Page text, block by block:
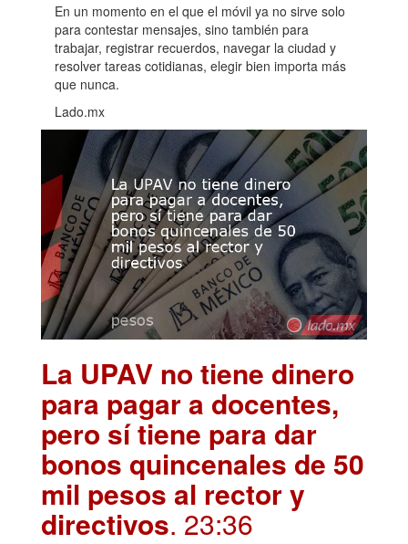
En un momento en el que el móvil ya no sirve solo
para contestar mensajes, sino también para
trabajar, registrar recuerdos, navegar la ciudad y
resolver tareas cotidianas, elegir bien importa más
que nunca.
Lado.mx
La UPAV no tiene dinero
para pagar a docentes,
pero sí tiene para dar
bonos quincenales de 50
mil pesos al rector y
directivos. 23:36